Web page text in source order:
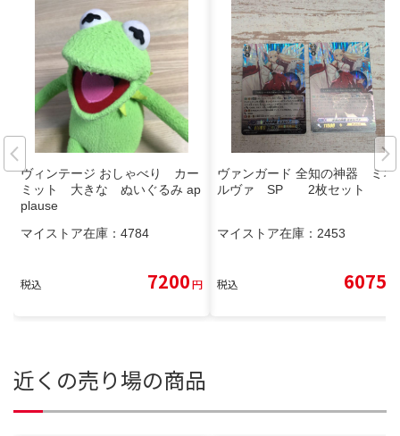
ヴィンテージ おしゃべり カー
ミット 大きな ぬいぐるみ ap
plause
マイストア在庫： 4784
税込 7200円
ヴァンガード 全知の神器 ミネ
ルヴァ SP 2枚セット
マイストア在庫： 2453
税込 6075
近くの売り場の商品